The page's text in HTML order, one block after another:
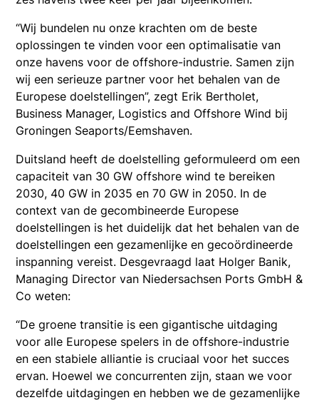
“Wij bundelen nu onze krachten om de beste
oplossingen te vinden voor een optimalisatie van
onze havens voor de offshore-industrie. Samen zijn
wij een serieuze partner voor het behalen van de
Europese doelstellingen”, zegt Erik Bertholet,
Business Manager, Logistics and Offshore Wind bij
Groningen Seaports/Eemshaven.
Duitsland heeft de doelstelling geformuleerd om een
capaciteit van 30 GW offshore wind te bereiken
2030, 40 GW in 2035 en 70 GW in 2050. In de
context van de gecombineerde Europese
doelstellingen is het duidelijk dat het behalen van de
doelstellingen een gezamenlijke en gecoördineerde
inspanning vereist. Desgevraagd laat Holger Banik,
Managing Director van Niedersachsen Ports GmbH &
Co weten:
“De groene transitie is een gigantische uitdaging
voor alle Europese spelers in de offshore-industrie
en een stabiele alliantie is cruciaal voor het succes
ervan. Hoewel we concurrenten zijn, staan we voor
dezelfde uitdagingen en hebben we de gezamenlijke